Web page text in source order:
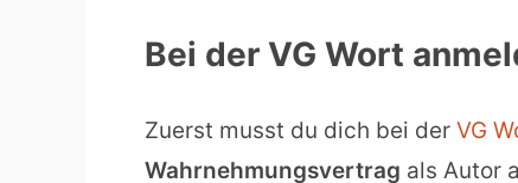
Bei der VG Wort
Zuerst musst du dich bei der VG
Wahrnehmungsvertrag als Autor